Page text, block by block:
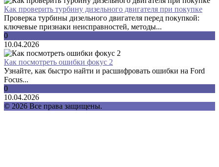
Как проверить турбину дизельного двигателя при покупке
Проверка турбины дизельного двигателя перед покупкой:
ключевые признаки неисправностей, методы...
0
10.04.2026
Как посмотреть ошибки фокус 2
Узнайте, как быстро найти и расшифровать ошибки на Ford
Focus...
0
10.04.2026
© 2026 Все права защищены.